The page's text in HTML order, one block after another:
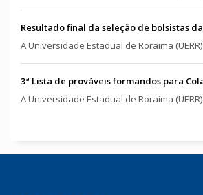
Resultado final da seleção de bolsistas
A Universidade Estadual de Roraima
3ª Lista de prováveis formandos para
A Universidade Estadual de Roraima